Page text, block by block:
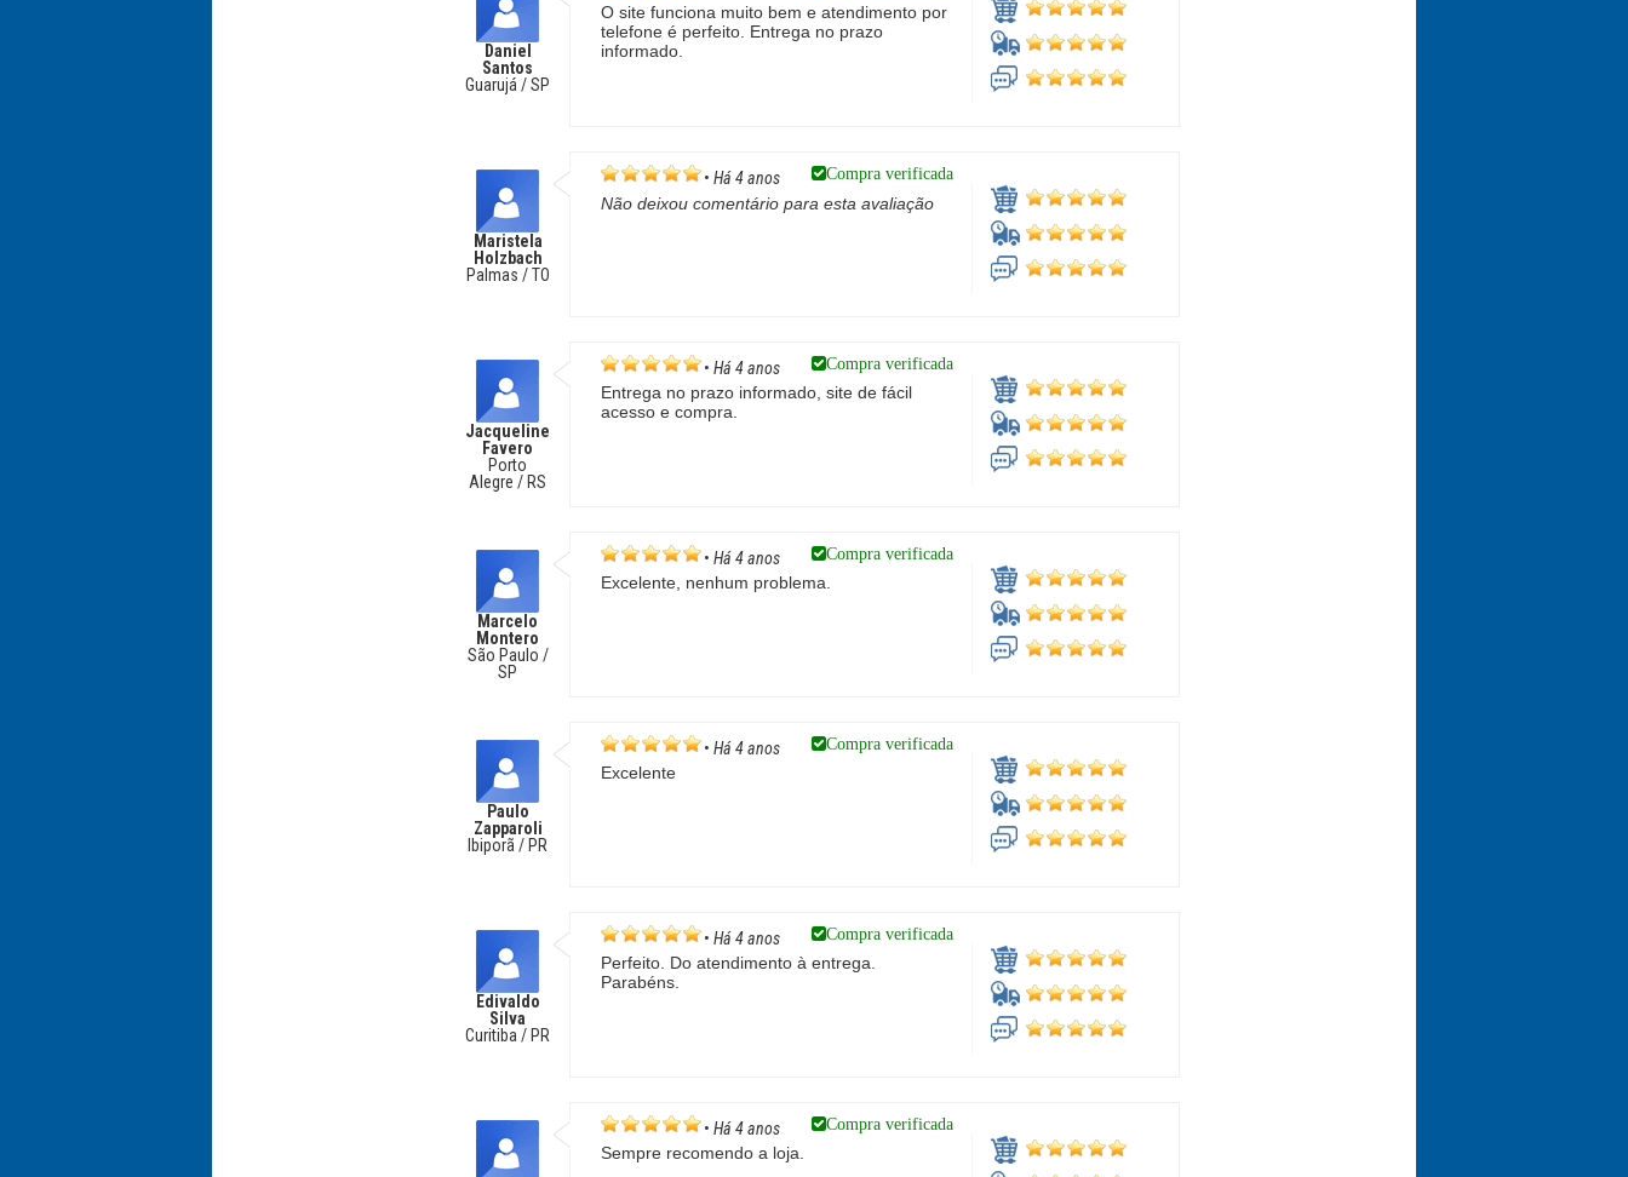
Daniel
Santos
Guarujá / SP
O site funciona muito bem e atendimento por
telefone é perfeito. Entrega no prazo
informado.
Maristela
Holzbach
Palmas / TO
• Há 4 anos Compra verificada
Não deixou comentário para esta avaliação
Jacqueline
Favero
Porto
Alegre / RS
• Há 4 anos Compra verificada
Entrega no prazo informado, site de fácil
acesso e compra.
Marcelo
Montero
São Paulo /
SP
• Há 4 anos Compra verificada
Excelente, nenhum problema.
Paulo
Zapparoli
Ibiporã / PR
• Há 4 anos Compra verificada
Excelente
Edivaldo
Silva
Curitiba / PR
• Há 4 anos Compra verificada
Perfeito. Do atendimento à entrega.
Parabéns.
• Há 4 anos Compra verificada
Sempre recomendo a loja.